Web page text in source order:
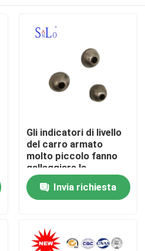
Gli indicatori di livello
del carro armato
molto piccolo fanno
galleggiare la
pressione livellata dei
pezzi di ricambio
1.0Mpa del
Invia richiesta